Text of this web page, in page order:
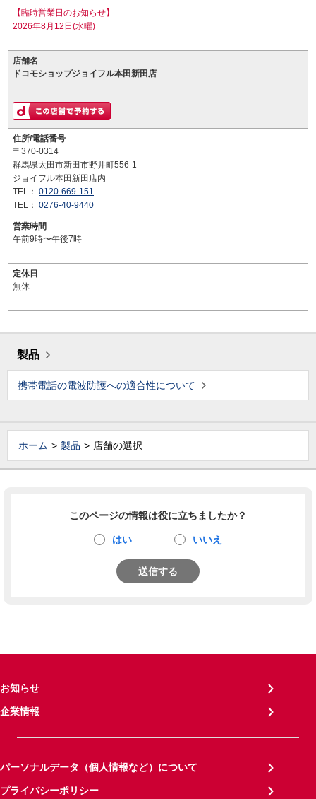
【臨時営業日のお知らせ】
2026年8月12日(水曜)
店舗名
ドコモショップジョイフル本田新田店
住所/電話番号
〒370-0314
群馬県太田市新田市野井町556-1
ジョイフル本田新田店内
TEL： 0120-669-151
TEL： 0276-40-9440
営業時間
午前9時〜午後7時
定休日
無休
製品
携帯電話の電波防護への適合性について
ホーム 製品 店舗の選択
このページの情報は役に立ちましたか？
はい いいえ
送信する
お知らせ
企業情報
パーソナルデータ（個人情報など）について
プライバシーポリシー